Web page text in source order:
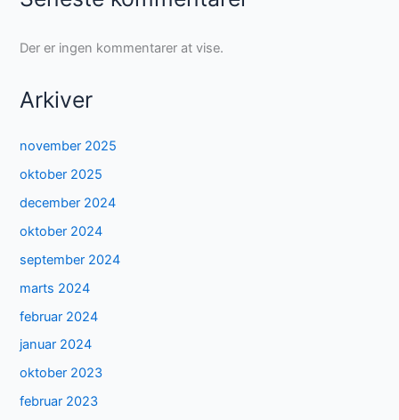
Der er ingen kommentarer at vise.
Arkiver
november 2025
oktober 2025
december 2024
oktober 2024
september 2024
marts 2024
februar 2024
januar 2024
oktober 2023
februar 2023